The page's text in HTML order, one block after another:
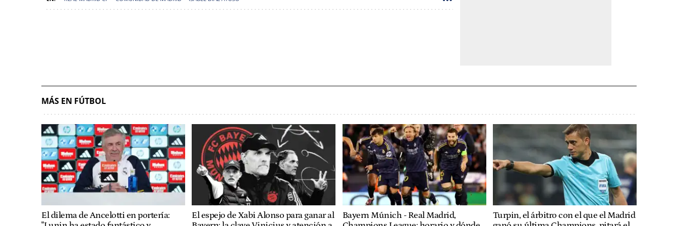
MÁS EN FÚTBOL
El dilema de Ancelotti en portería:
El espejo de Xabi Alonso para ganar al
Bayern Múnich - Real Madrid,
Turpin, el árbitro con el que el Madrid